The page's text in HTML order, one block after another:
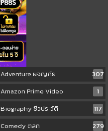
Adventure ผจญภัย
307
Amazon Prime Video
1
Biography ชีวประวัติ
117
Comedy ตลก
279